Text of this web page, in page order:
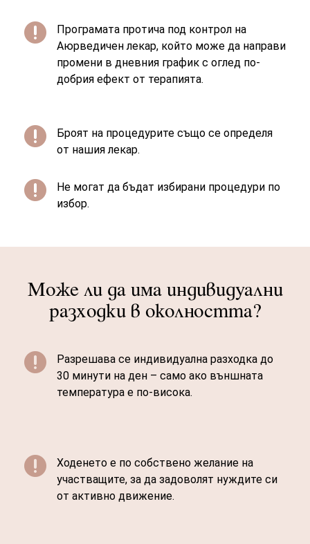

Програмата протича под контрол на
Аюрведичен лекар, който може да направи
промени в дневния график с оглед по-
добрия ефект от терапията.

Броят на процедурите също се определя
от нашия лекар.

Не могат да бъдат избирани процедури по
избор.
Може ли да има индивидуални
разходки в околността?

Разрешава се индивидуална разходка до
30 минути на ден – само ако външната
температура е по-висока.

Ходенето е по собствено желание на
участващите, за да задоволят нуждите си
от активно движение.